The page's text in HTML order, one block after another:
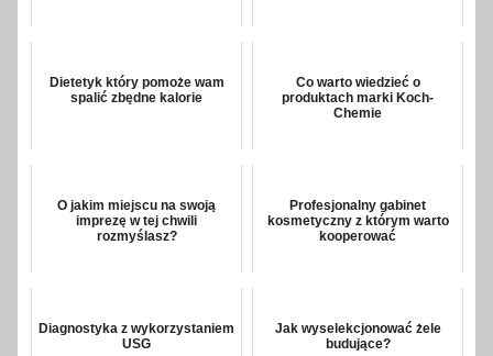
Dietetyk który pomoże wam
spalić zbędne kalorie
Co warto wiedzieć o
produktach marki Koch-
Chemie
O jakim miejscu na swoją
imprezę w tej chwili
rozmyślasz?
Profesjonalny gabinet
kosmetyczny z którym warto
kooperować
Diagnostyka z wykorzystaniem
USG
Jak wyselekcjonować żele
budujące?